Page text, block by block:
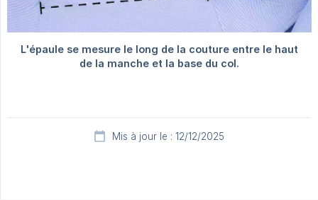
Mis à jour le : 12/12/2025